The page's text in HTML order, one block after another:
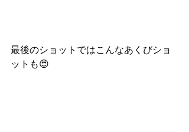
最後のショットではこんなあくびショ
ットも😍